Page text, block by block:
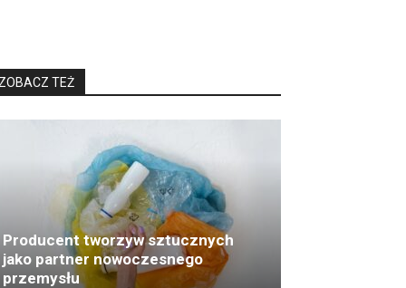
ZOBACZ TEŻ
Producent tworzyw sztucznych
jako partner nowoczesnego
przemysłu